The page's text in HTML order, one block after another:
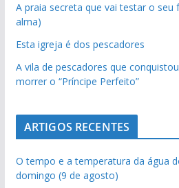
A praia secreta que vai testar o seu
alma)
Esta igreja é dos pescadores
A vila de pescadores que
morrer o “Príncipe Perfeito”
ARTIGOS RECENTES
O tempo e a temperatura da água
domingo (9 de agosto)